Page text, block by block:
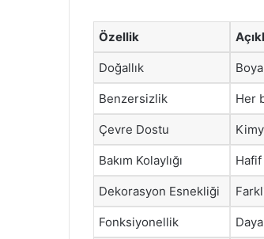
Özellik
Doğallık
Benzersizlik Her
Çevre Dostu
Bakım Kolaylığı
Dekorasyon Esnekliği
Fonksiyonellik